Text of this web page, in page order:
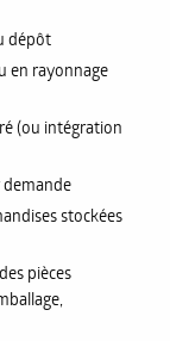
dépôt
en rayonnage
(ou intégration
demande
stockées
pièces